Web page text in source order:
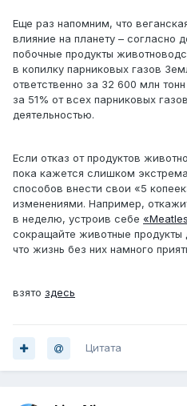
Еще раз напомним, что
влияние на планету – согласно
побочные продукты
в копилку парниковых газов
ответственно за 32 600 млн
за 51% от всех парниковых
деятельностью.
Если отказ от продуктов
пока кажется слишком
способов внести свои «5
изменениями. Например,
в неделю, устроив себе
сокращайте животные продукты
что жизнь без них намного
взято здесь
Цитата